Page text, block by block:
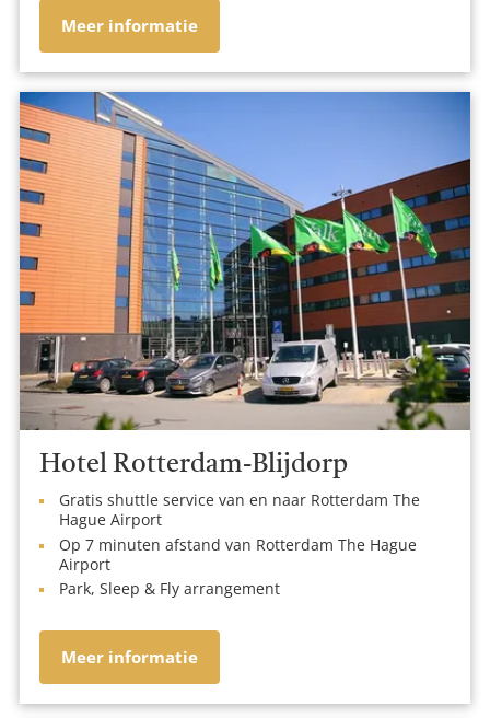
Meer informatie
Hotel Rotterdam-Blijdorp
Gratis shuttle service van en naar Rotterdam The
Hague Airport
Op 7 minuten afstand van Rotterdam The Hague
Airport
Park, Sleep & Fly arrangement
Meer informatie